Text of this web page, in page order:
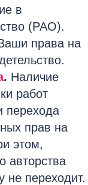
в
(РАО).
права на
. Наличие
работ
перехода
прав на
этом,
авторства
не переходит.